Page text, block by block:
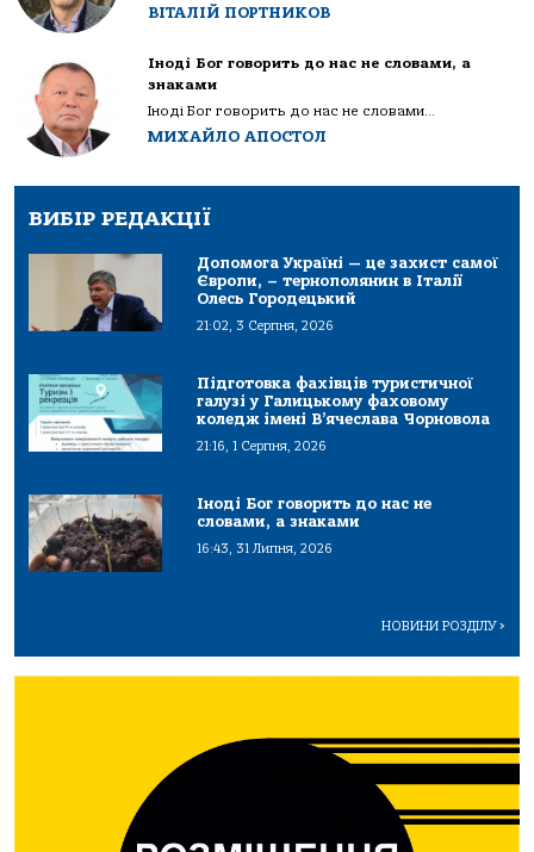
ВІТАЛІЙ ПОРТНИКОВ
Іноді Бог говорить до нас не словами, а
знаками
Іноді Бог говорить до нас не словами...
МИХАЙЛО АПОСТОЛ
ВИБІР РЕДАКЦІЇ
Допомога Україні — це захист самої
Європи, – тернополянин в Італії
Олесь Городецький
21:02, 3 Серпня, 2026
Підготовка фахівців туристичної
галузі у Галицькому фаховому
коледж імені В’ячеслава Чорновола
21:16, 1 Серпня, 2026
Іноді Бог говорить до нас не
словами, а знаками
16:43, 31 Липня, 2026
НОВИНИ РОЗДІЛУ>